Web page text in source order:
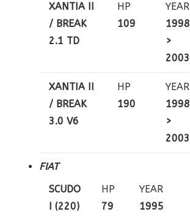
XANTIA II
/ BREAK
2.1 TD
HP
109
YEAR
1998
>
2003
XANTIA II
/ BREAK
3.0 V6
HP
190
YEAR
1998
>
2003
FIAT
SCUDO
I (220)
HP
79
YEAR
1995